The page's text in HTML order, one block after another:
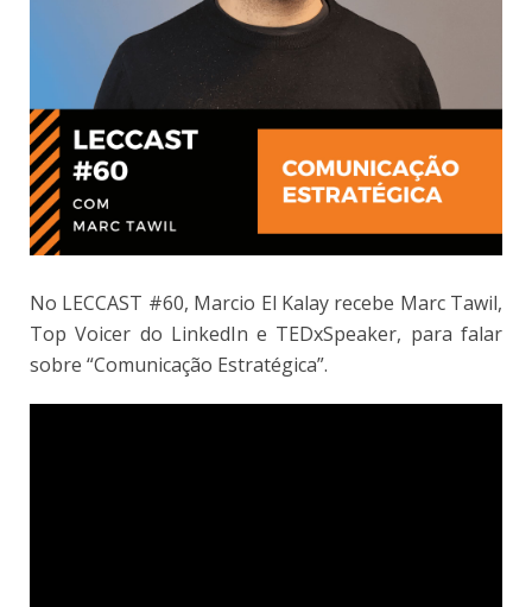
No LECCAST #60, Marcio El Kalay recebe Marc Tawil,
Top Voicer do LinkedIn e TEDxSpeaker, para falar
sobre “Comunicação Estratégica”.